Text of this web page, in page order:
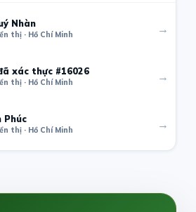
Nhàn
thị · Hồ Chí Minh →
xác thực #16026
thị · Hồ Chí Minh →
Phúc
thị · Hồ Chí Minh →